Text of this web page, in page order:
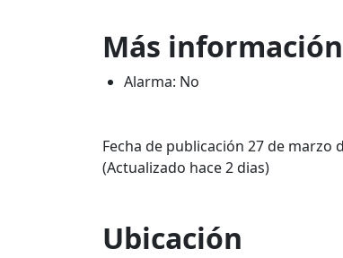
Más información
Alarma: No
Fecha de publicación 27 de marzo
(Actualizado hace 2 dias)
Ubicación